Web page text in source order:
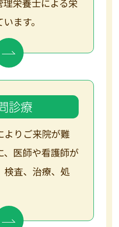
理栄養士による栄
ます。
診療
よりご来院が難
、医師や看護師が
検査、治療、処